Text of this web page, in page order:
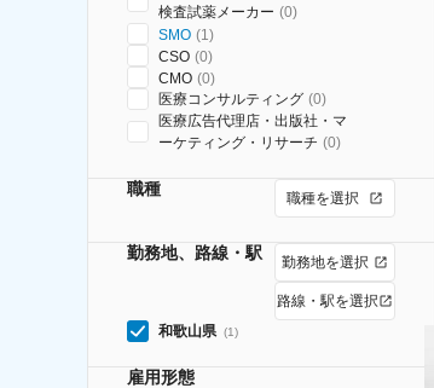
検査試薬メーカー (0)
SMO (1)
CSO (0)
CMO (0)
医療コンサルティング (0)
医療広告代理店・出版社・マ
ーケティング・リサーチ (0)
職種 職種を選択
勤務地、路線・駅 勤務地を選択
路線・駅を選択
和歌山県 (1)
雇用形態